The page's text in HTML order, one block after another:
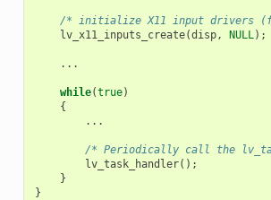
/* initialize X11 input drivers (for
lv_x11_inputs_create(disp, NULL);
...
while(true)
{
...
/* Periodically call the
lv_task_handler();
}
}